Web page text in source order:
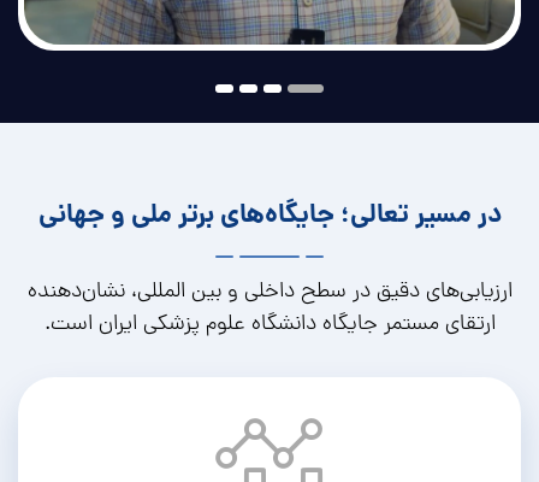
در مسیر تعالی؛ جایگاه‌های برتر ملی و جهانی
ارزیابی‌های دقیق در سطح داخلی و بین المللی، نشان‌دهنده
ارتقای مستمر جایگاه دانشگاه علوم پزشکی ایران است.